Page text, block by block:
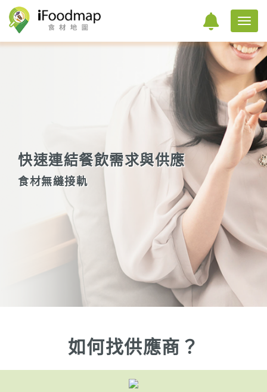
快速連結餐飲需求與供應
食材無縫接軌
如何找供應商？